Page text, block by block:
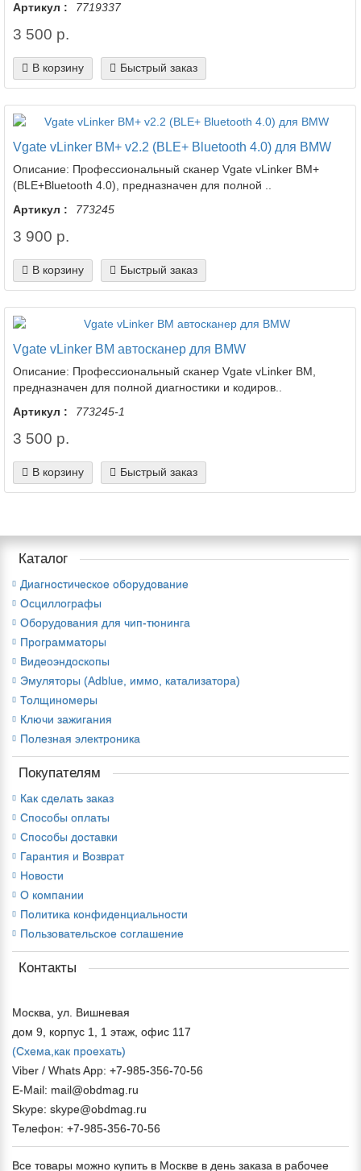
Артикул :
7719337
3 500 р.
В корзину Быстрый заказ
Vgate vLinker BM+ v2.2 (BLE+ Bluetooth 4.0) для BMW
Описание: Профессиональный сканер Vgate vLinker BM+
(BLE+Bluetooth 4.0), предназначен для полной ..
Артикул :
773245
3 900 р.
В корзину Быстрый заказ
Vgate vLinker BM автосканер для BMW
Описание: Профессиональный сканер Vgate vLinker BM,
предназначен для полной диагностики и кодиров..
Артикул :
773245-1
3 500 р.
В корзину Быстрый заказ
Каталог
Диагностическое оборудование
Осциллографы
Оборудования для чип-тюнинга
Программаторы
Видеоэндоскопы
Эмуляторы (Adblue, иммо, катализатора)
Толщиномеры
Ключи зажигания
Полезная электроника
Покупателям
Как сделать заказ
Способы оплаты
Способы доставки
Гарантия и Возврат
Новости
О компании
Политика конфиденциальности
Пользовательское соглашение
Контакты
Москва, ул. Вишневая
дом 9, корпус 1, 1 этаж, офис 117
(Схема, как проехать)
Viber / Whats App: +7-985-356-70-56
E-Mail: mail@obdmag.ru
Skype: skype@obdmag.ru
Телефон: +7-985-356-70-56
Все товары можно купить в Москве в день заказа в рабочее